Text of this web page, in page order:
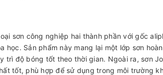
sơn công nghiệp hai thành phần với gốc
học. Sản phẩm này mang lại một lớp sơn
trì độ bóng tốt theo thời gian. Ngoài ra, sơn
tốt, phù hợp để sử dụng trong môi trường